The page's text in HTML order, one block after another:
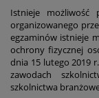
Istnieje możliwość
organizowanego
egzaminów istnieje
ochrony fizycznej
dnia 15 lutego 2019
zawodach
szkolnictwa